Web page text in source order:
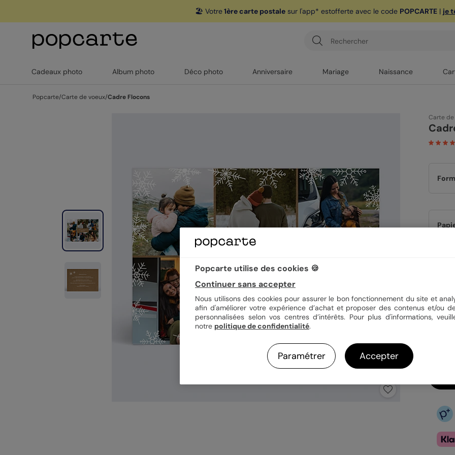
🏖️ Votre1ère carte postalesur l'app* estofferte avec le code POPCARTE| je
Cadeaux photo Album photo Déco photo Anniversaire Mariage Naissance
Popcarte/Carte de voeux/Cadre Flocons
Carte de
Popcarte utilise des cookies 🍪
Continuer sans accepter
Nous utilisons des cookies pour assurer le bon fonctionnement du site et
afin d'améliorer votre expérience d’achat et proposer des contenus et/ou
personnalisées selon vos centres d’intérêts. Pour plus d'informations,
notre politique de confidentialité.
Paramétrer Accepter